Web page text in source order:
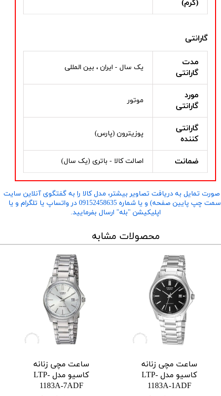
(گرم)
گارانتی
مدت
گارانتی
یک سال - ایران ، بین المللی
مورد
گارانتی
موتور
گارانتی
کننده
پوزیترون (پارس)
ضمانت اصالت کالا - باتری (یک سال)
تمایل به دریافت تصاویر بیشتر، مدل کالا را به گفتگوی آنلاین سایت
​​​​​​​(سمت چپ پایین صفحه) و یا شماره 09152458635 در واتساپ یا تلگرام و یا
اپلیکیشن "بله" ارسال بفرمایید.
محصولات مشابه
ساعت مچی زنانه
کاسیو مدل LTP-
1183A-1ADF
ساعت مچی زنانه
کاسیو مدل LTP-
1183A-7ADF